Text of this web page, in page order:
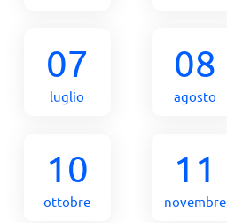
07
luglio
08
agosto
10
ottobre
11
novembre